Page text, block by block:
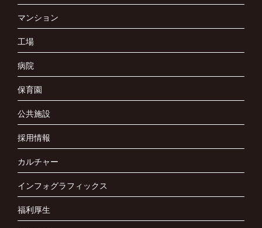
マンション
工場
病院
保育園
公共施設
採用情報
カルチャー
インフォグラフィックス
福利厚生